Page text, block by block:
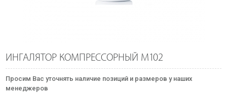
ИНГАЛЯТОР КОМПРЕССОРНЫЙ M102
Просим Вас уточнять наличие позиций и размеров у наших
менеджеров